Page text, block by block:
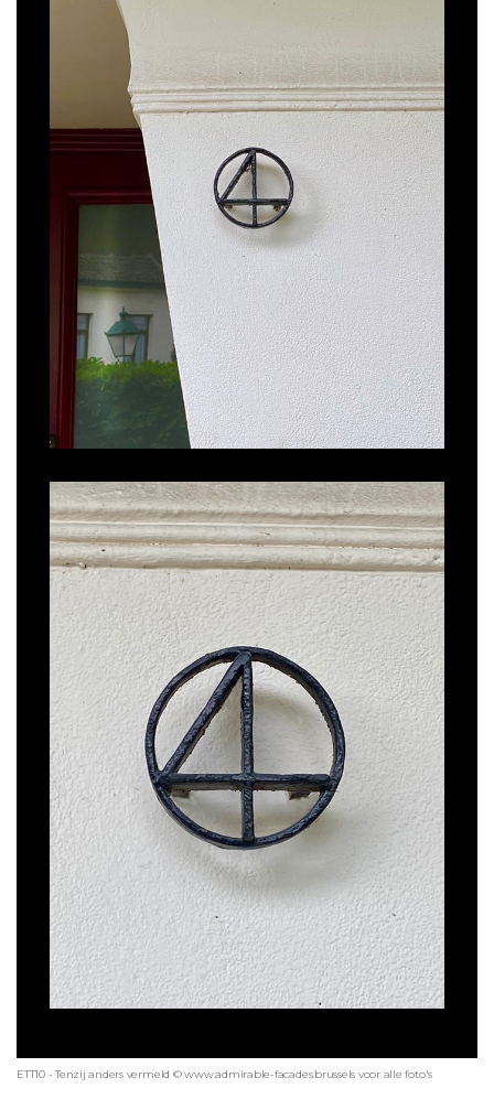
ETT10 - Tenzij anders vermeld © www.admirable-facades.brussels voor alle foto's